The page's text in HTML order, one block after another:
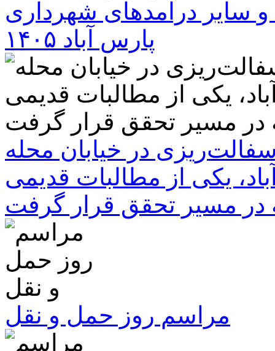
سایر درآمدهای شهرداری
پارس آباد ۱۴۰۵
در خیابان محله
یکی از مطالبات قدیمی
در مسیر تحقق قرار گرفت
مراسم روز حمل و نقل